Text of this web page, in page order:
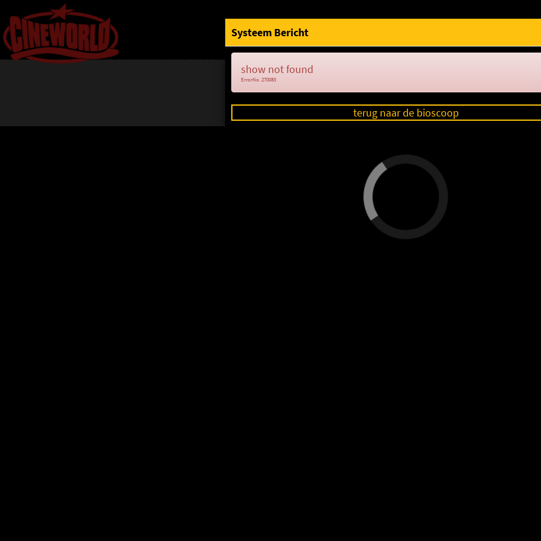
Systeem Bericht
show not found
ErrorNo. 270083
terug naar de bioscoop